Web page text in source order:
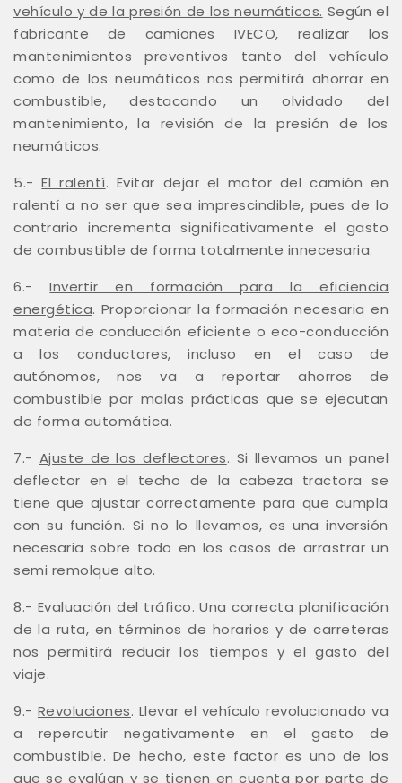
vehículo y de la presión de los neumáticos. Según el
fabricante de camiones IVECO, realizar los
mantenimientos preventivos tanto del vehículo
como de los neumáticos nos permitirá ahorrar en
combustible, destacando un olvidado del
mantenimiento, la revisión de la presión de los
neumáticos.
5.-El ralentí. Evitar dejar el motor del camión en
ralentí a no ser que sea imprescindible, pues de lo
contrario incrementa significativamente el gasto
de combustible de forma totalmente innecesaria.
6.-Invertir en formación para la eficiencia
energética. Proporcionar la formación necesaria en
materia de conducción eficiente o eco-conducción
a los conductores, incluso en el caso de
autónomos, nos va a reportar ahorros de
combustible por malas prácticas que se ejecutan
de forma automática.
7.- Ajuste de los deflectores. Si llevamos un panel
deflector en el techo de la cabeza tractora se
tiene que ajustar correctamente para que cumpla
con su función. Si no lo llevamos, es una inversión
necesaria sobre todo en los casos de arrastrar un
semi remolque alto.
8.- Evaluación del tráfico. Una correcta planificación
de la ruta, en términos de horarios y de carreteras
nos permitirá reducir los tiempos y el gasto del
viaje.
9.- Revoluciones. Llevar el vehículo revolucionado va
a repercutir negativamente en el gasto de
combustible. De hecho, este factor es uno de los
que se evalúan y se tienen en cuenta por parte de